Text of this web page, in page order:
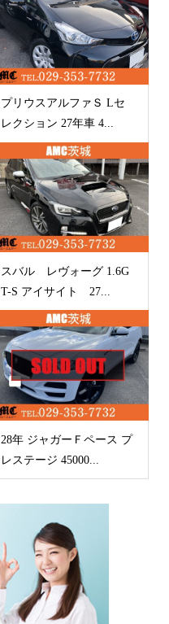
プリウスアルファＳ Lセ
レクション 27年車 4...
スバル レヴォーグ 1.6G
T-S アイサイト 27...
28年 ジャガーＦペース プ
レステージ 45000...